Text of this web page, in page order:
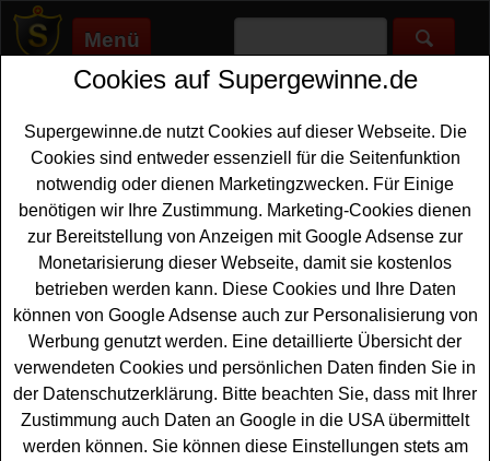
Menü
Supergewinne.de>Gewinnspiele>Weber-grill
Weber Grill gewinnen - Weber Grill
Gewinnspiel
Aktuelle Weber Grill Gewinnspiele 2026 bei
Supergewinne.de ✅ Jetzt kostenlos mitmachen und mit
etwas Glück einen Weber Grill gewinnen. ✅
Anzeige:
Cookies auf Supergewinne.de
Supergewinne.de nutzt Cookies auf dieser Webseite. Die
Cookies sind entweder essenziell für die Seitenfunktion
notwendig oder dienen Marketingzwecken. Für Einige
benötigen wir Ihre Zustimmung. Marketing-Cookies dienen
zur Bereitstellung von Anzeigen mit Google Adsense zur
Monetarisierung dieser Webseite, damit sie kostenlos
betrieben werden kann. Diese Cookies und Ihre Daten
können von Google Adsense auch zur Personalisierung von
Werbung genutzt werden. Eine detaillierte Übersicht der
verwendeten Cookies und persönlichen Daten finden Sie in
der Datenschutzerklärung. Bitte beachten Sie, dass mit Ihrer
Zustimmung auch Daten an Google in die USA übermittelt
werden können. Sie können diese Einstellungen stets am